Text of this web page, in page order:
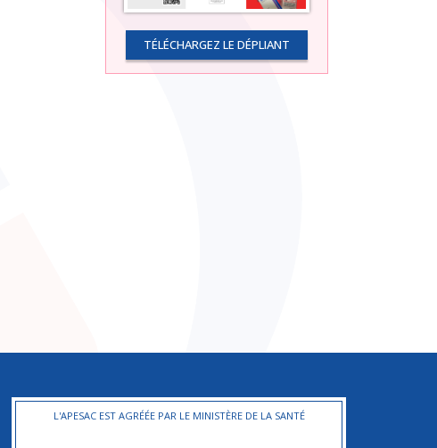
TÉLÉCHARGEZ LE DÉPLIANT
L'APESAC EST AGRÉÉE PAR LE MINISTÈRE DE LA SANTÉ